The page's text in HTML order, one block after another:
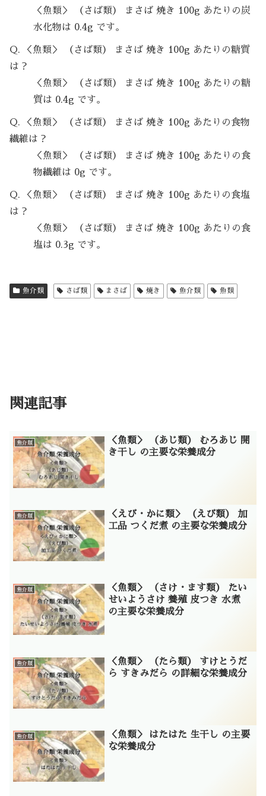
＜魚類＞ （さば類） まさば 焼き 100g あたりの炭
水化物は 0.4g です。
Q. ＜魚類＞ （さば類） まさば 焼き 100g あたりの糖質
は？
＜魚類＞ （さば類） まさば 焼き 100g あたりの糖
質は 0.4g です。
Q. ＜魚類＞ （さば類） まさば 焼き 100g あたりの食物
繊維は？
＜魚類＞ （さば類） まさば 焼き 100g あたりの食
物繊維は 0g です。
Q. ＜魚類＞ （さば類） まさば 焼き 100g あたりの食塩
は？
＜魚類＞ （さば類） まさば 焼き 100g あたりの食
塩は 0.3g です。
魚介類 さば類 まさば 焼き 魚介類 魚類
関連記事
魚介類
＜魚類＞ （あじ類） むろあじ 開
き干し の主要な栄養成分
魚介類
＜えび・かに類＞ （えび類） 加
工品 つくだ煮 の主要な栄養成分
魚介類
＜魚類＞ （さけ・ます類） たい
せいようさけ 養殖 皮つき 水煮
の主要な栄養成分
魚介類
＜魚類＞ （たら類） すけとうだ
ら すきみだら の詳細な栄養成分
魚介類
＜魚類＞ はたはた 生干し の主要
な栄養成分